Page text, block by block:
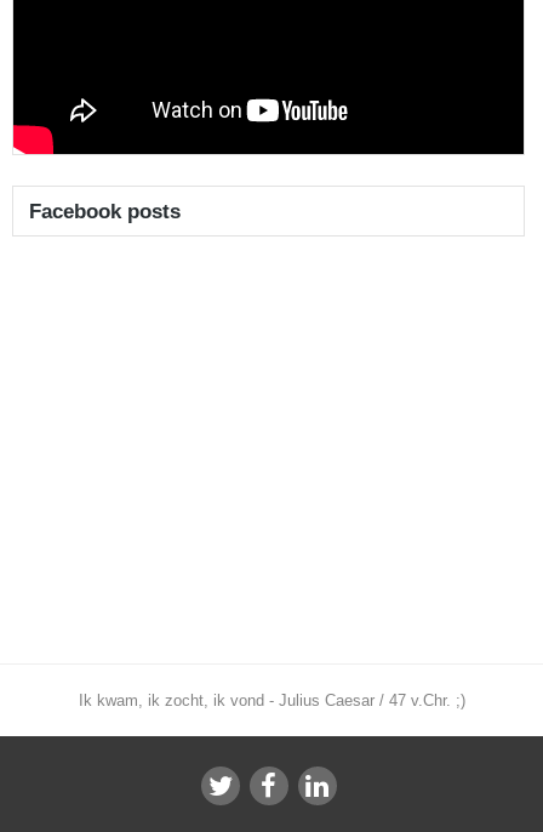
Facebook posts
Ik kwam, ik zocht, ik vond - Julius Caesar / 47 v.Chr. ;)